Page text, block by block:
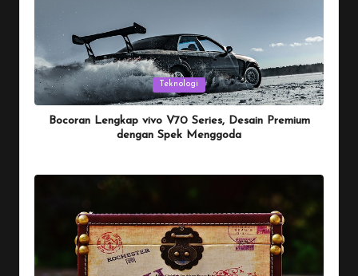
Posted
Teknologi
Bocoran Lengkap vivo V70 Series, Desain Premium
dengan Spek Menggoda